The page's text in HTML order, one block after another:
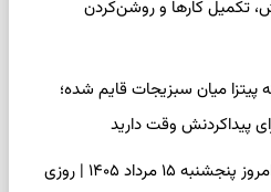
تکمیل کارها و روشن‌کردن
پیتزا میان سبزیجات قایم شده؛
فال سرنوشت امروز پنجشنبه ۱۵ مرداد ۱۴۰۵ | روزی